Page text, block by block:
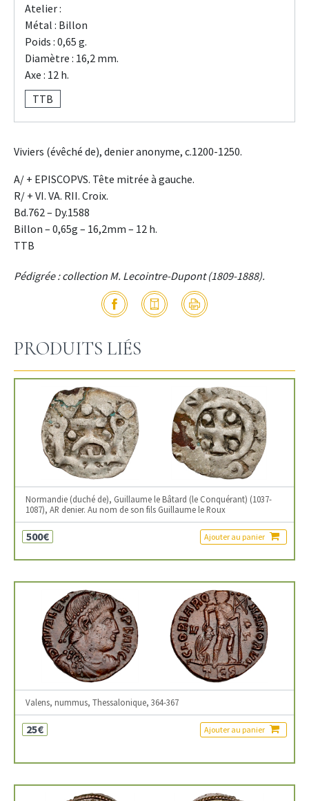
Atelier :
Métal : Billon
Poids : 0,65 g.
Diamètre : 16,2 mm.
Axe : 12 h.
TTB
Viviers (évêché de), denier anonyme, c.1200-1250.
A/ + EPISCOPVS. Tête mitrée à gauche.
R/ + VI. VA. RII. Croix.
Bd.762 – Dy.1588
Billon – 0,65g – 16,2mm – 12 h.
TTB
Pédigrée : collection M. Lecointre-Dupont (1809-1888).
PRODUITS LIÉS
Normandie (duché de), Guillaume le Bâtard (le Conquérant) (1037-
1087), AR denier. Au nom de son fils Guillaume le Roux
500€ Ajouter au panier
Valens, nummus, Thessalonique, 364-367
25€ Ajouter au panier